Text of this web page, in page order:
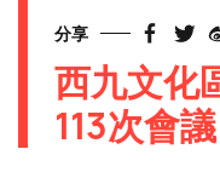
分享
西九文化
113次會議